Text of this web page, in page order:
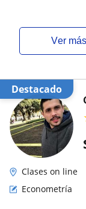
ver más
Destacado
Clases on line
Econometría